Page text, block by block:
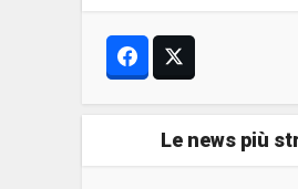
Le news più